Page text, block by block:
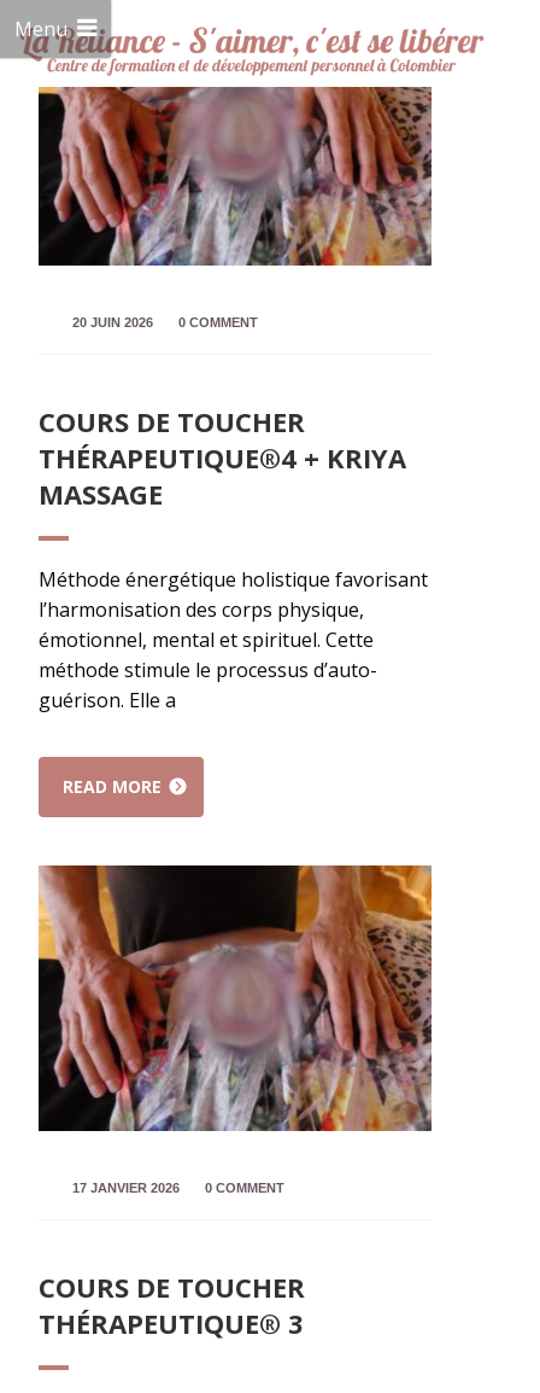
Menu
20 JUIN 2026 0 COMMENT
COURS DE TOUCHER
THÉRAPEUTIQUE®4 + KRIYA
MASSAGE
Méthode énergétique holistique favorisant
l’harmonisation des corps physique,
émotionnel, mental et spirituel. Cette
méthode stimule le processus d’auto-
guérison. Elle a
READ MORE
17 JANVIER 2026 0 COMMENT
COURS DE TOUCHER
THÉRAPEUTIQUE® 3